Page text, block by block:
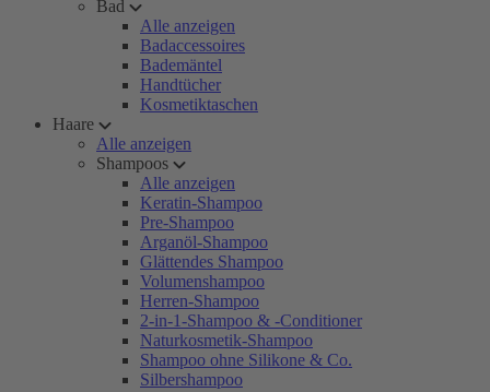
Bad
Alle anzeigen
Badaccessoires
Bademäntel
Handtücher
Kosmetiktaschen
Haare
Alle anzeigen
Shampoos
Alle anzeigen
Keratin-Shampoo
Pre-Shampoo
Arganöl-Shampoo
Glättendes Shampoo
Volumenshampoo
Herren-Shampoo
2-in-1-Shampoo & -Conditioner
Naturkosmetik-Shampoo
Shampoo ohne Silikone & Co.
Silbershampoo